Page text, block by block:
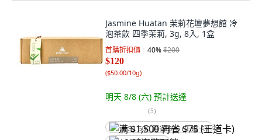
Jasmine Huatan 茉莉花壇夢想館 冷
泡茶飲 四季茉莉, 3g, 8入, 1盒
首購折扣價 40%$200
$120
($50.00/10g)
明天 8/8 (六) 預計送達
(5)
满 $1,500 再省 $75 (王道卡)